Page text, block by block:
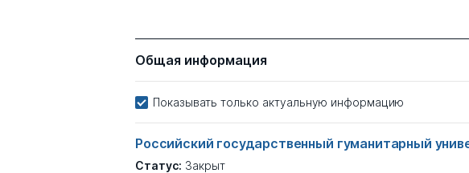
Общая информация
Показывать только актуальную информацию
Российский государственный гуманитарный
Статус: Закрыт